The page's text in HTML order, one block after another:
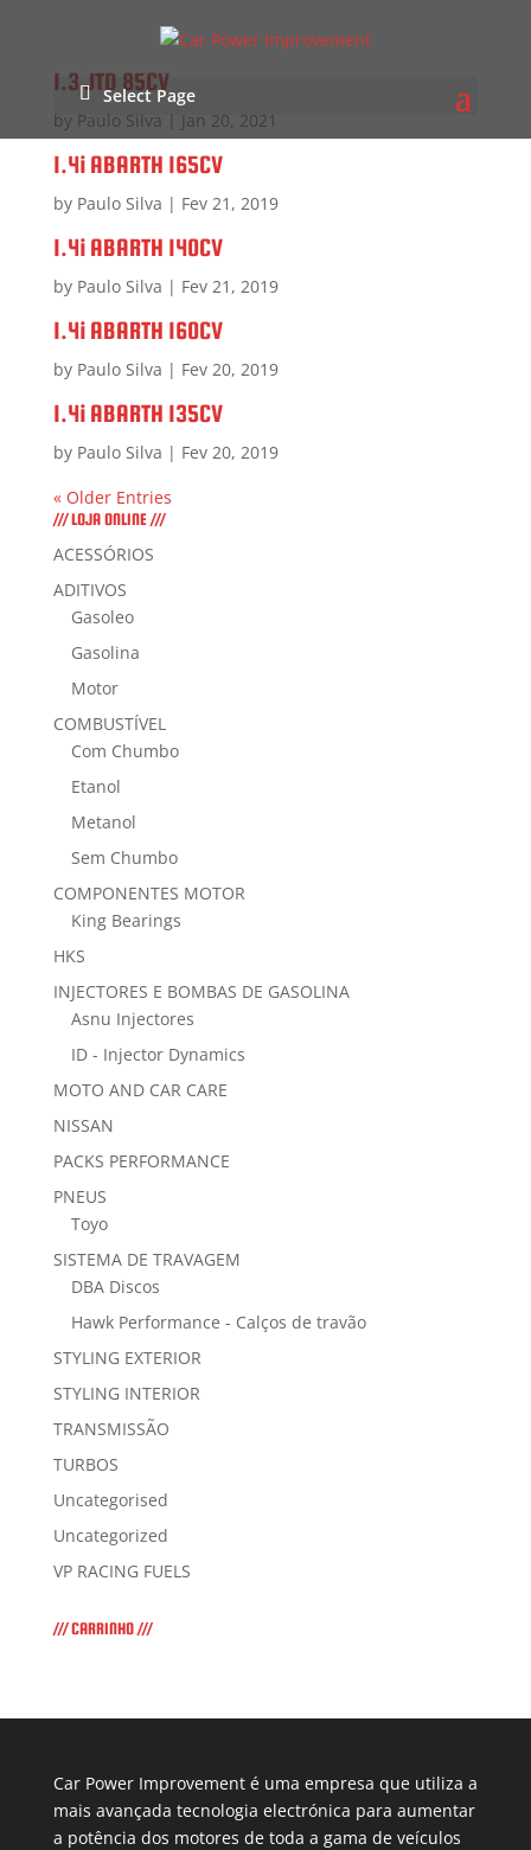
Select Page
1.3 JTD 85CV
by Paulo Silva Jan 20, 2021
1.4i ABARTH 165CV
by Paulo Silva | Fev 21, 2019
1.4i ABARTH 140CV
by Paulo Silva | Fev 21, 2019
1.4i ABARTH 160CV
by Paulo Silva | Fev 20, 2019
1.4i ABARTH 135CV
by Paulo Silva | Fev 20, 2019
« Older Entries
/// LOJA ONLINE ///
ACESSÓRIOS
ADITIVOS
Gasoleo
Gasolina
Motor
COMBUSTÍVEL
Com Chumbo
Etanol
Metanol
Sem Chumbo
COMPONENTES MOTOR
King Bearings
HKS
INJECTORES E BOMBAS DE GASOLINA
Asnu Injectores
ID - Injector Dynamics
MOTO AND CAR CARE
NISSAN
PACKS PERFORMANCE
PNEUS
Toyo
SISTEMA DE TRAVAGEM
DBA Discos
Hawk Performance - Calços de travão
STYLING EXTERIOR
STYLING INTERIOR
TRANSMISSÃO
TURBOS
Uncategorised
Uncategorized
VP RACING FUELS
/// CARRINHO ///
Car Power Improvement é uma empresa que utiliza a
mais avançada tecnologia electrónica para aumentar
a potência dos motores de toda a gama de veículos